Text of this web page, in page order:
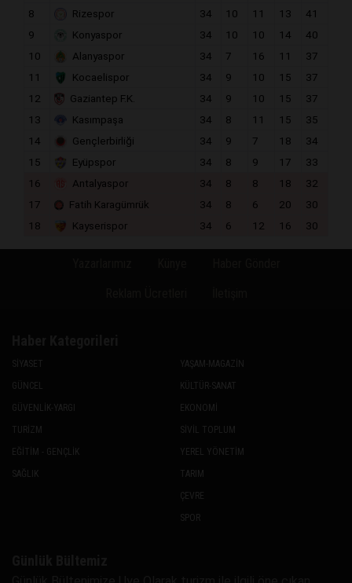
8
Rizespor 34 10 11 13
41
9
Konyaspor 34 10 10 14
40
10
Alanyaspor 34 7 16 11
37
11
Kocaelispor 34 9 10 15
37
12
Gaziantep F.K. 34 9 10 15
37
13
Kasımpaşa 34 8 11 15
35
14
Gençlerbirliği 34 9 7 18
34
15
Eyüpspor 34 8 9 17
33
16
Antalyaspor 34 8 8 18
32
17
Fatih Karagümrük 34 8 6 20
30
18
Kayserispor 34 6 12 16 30
SİYASET
GÜNCEL
GÜVENLİK-YARGI
TURİZM
EĞİTİM - GENÇLİK
SAĞLIK
YAŞAM-MAGAZİN
KÜLTÜR-SANAT
EKONOMİ
SİVİL TOPLUM
YEREL YÖNETİM
TARIM
ÇEVRE
SPOR